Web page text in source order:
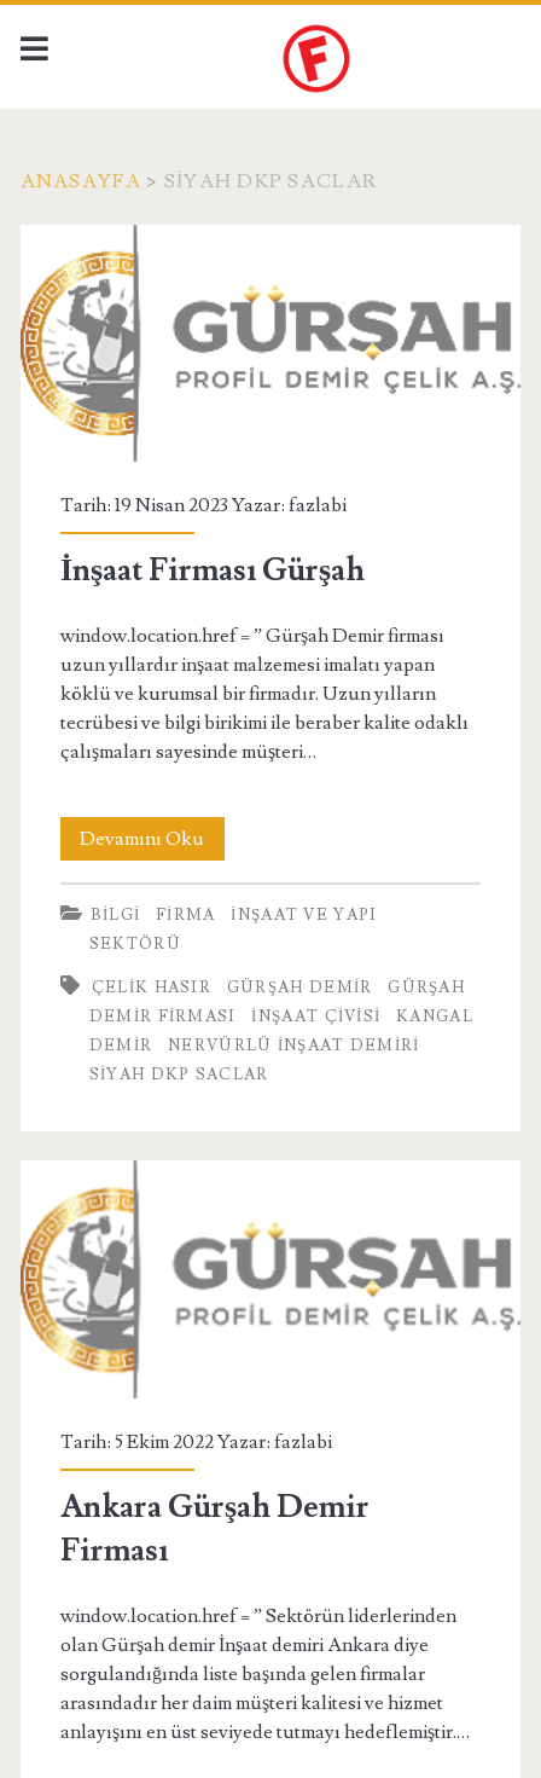
ANASAYFA > SIYAH DKP SACLAR
Etiket:
<span>siyah
dkp
saclar</span>
Tarih: 19 Nisan 2023 Yazar: fazlabi
İnşaat Firması Gürşah
window.location.href = ” Gürşah Demir firması
uzun yıllardır inşaat malzemesi imalatı yapan
köklü ve kurumsal bir firmadır. Uzun yılların
tecrübesi ve bilgi birikimi ile beraber kalite odaklı
çalışmaları sayesinde müşteri…
Devamını Okuİnşaat
Firması
Gürşah
BILGI FIRMA
İNŞAAT VE YAPI
SEKTÖRÜ
ÇELIK HASIR GÜRŞAH DEMIR
GÜRŞAH
DEMIR FIRMASI
INŞAAT ÇIVISI
KANGAL
DEMIR
NERVÜRLÜ INŞAAT DEMIRI
SIYAH DKP SACLAR
Tarih: 5 Ekim 2022 Yazar: fazlabi
Ankara Gürşah Demir
Firması
window.location.href = ” Sektörün liderlerinden
olan Gürşah demir İnşaat demiri Ankara diye
sorgulandığında liste başında gelen firmalar
arasındadır her daim müşteri kalitesi ve hizmet
anlayışını en üst seviyede tutmayı hedeflemiştir.…